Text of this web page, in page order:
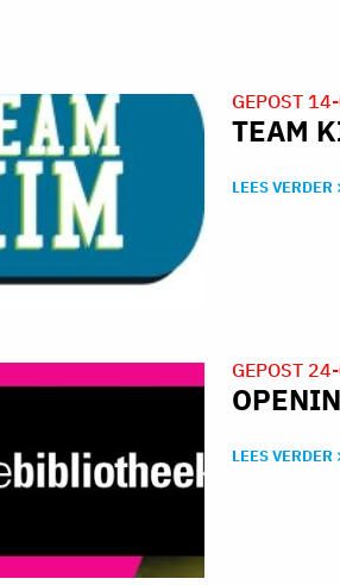
GEPOST
TEAM
LEES VERDER
GEPOST
LEES VERDER